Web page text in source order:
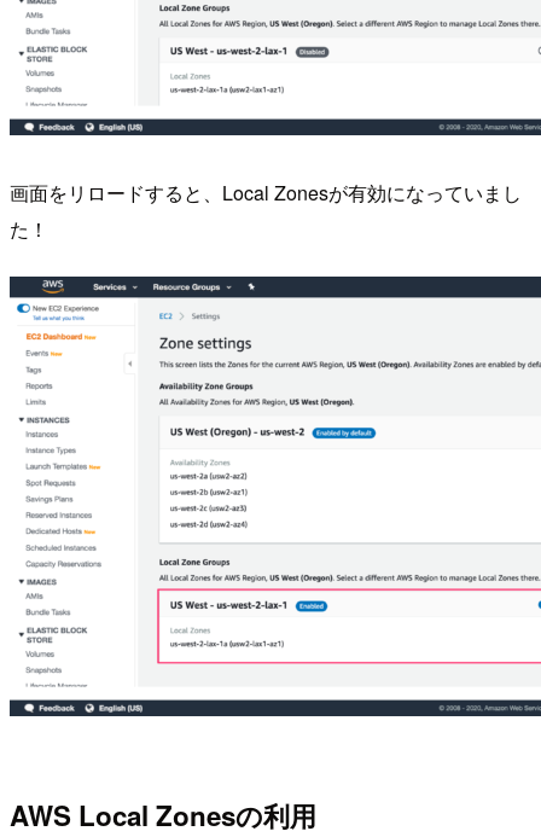
画面をリロードすると、Local Zonesが有効になっていまし
た！
AWS Local Zonesの利用